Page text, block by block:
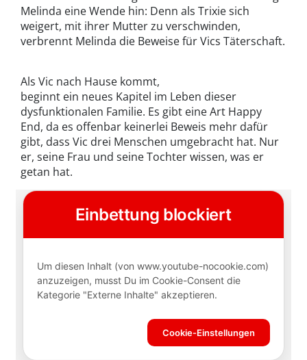
Melinda eine Wende hin: Denn als Trixie sich
weigert, mit ihrer Mutter zu verschwinden,
verbrennt Melinda die Beweise für Vics Täterschaft.
Als Vic nach Hause kommt,
beginnt ein neues Kapitel im Leben dieser
dysfunktionalen Familie. Es gibt eine Art Happy
End, da es offenbar keinerlei Beweis mehr dafür
gibt, dass Vic drei Menschen umgebracht hat. Nur
er, seine Frau und seine Tochter wissen, was er
getan hat.